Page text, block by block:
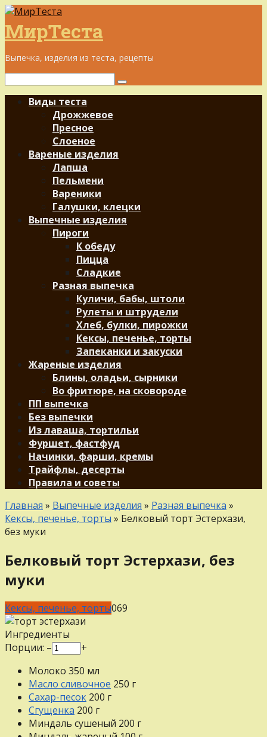
Перейти
к
контенту
МирТеста
Выпечка, изделия из теста, рецепты
Поиск:
Виды теста
Дрожжевое
Пресное
Слоеное
Вареные изделия
Лапша
Пельмени
Вареники
Галушки, клецки
Выпечные изделия
Пироги
К обеду
Пицца
Сладкие
Разная выпечка
Куличи, бабы, штоли
Рулеты и штрудели
Хлеб, булки, пирожки
Кексы, печенье, торты
Запеканки и закуски
Жареные изделия
Блины, оладьи, сырники
Во фритюре, на сковороде
ПП выпечка
Без выпечки
Из лаваша, тортильи
Фуршет, фастфуд
Начинки, фарши, кремы
Трайфлы, десерты
Правила и советы
Главная » Выпечные изделия » Разная выпечка »
Кексы, печенье, торты » Белковый торт Эстерхази,
без муки
Белковый торт Эстерхази, без
муки
Кексы, печенье, торты069
Ингредиенты
Порции: –
+
Молоко 350 мл
Масло сливочное 250 г
Сахар-песок 200 г
Сгущенка 200 г
Миндаль сушеный 200 г